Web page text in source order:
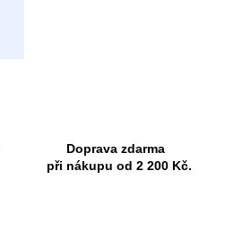
Doprava zdarma
při nákupu od 2 200 Kč.